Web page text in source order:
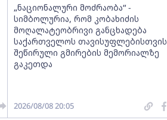
„ნაციონალური მოძრაობა“ -
სიმბოლურია, რომ კობახიძის
მოღალატეობრივი განცხადება
საქართველოს თავისუფლებისთვის
შეწირული გმირების მემორიალზე
გაკეთდა
2026/08/08 20:05